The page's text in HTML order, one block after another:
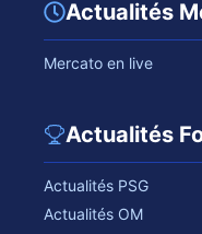
Actualités
Mercato en live
Actualités
Actualités PSG
Actualités OM